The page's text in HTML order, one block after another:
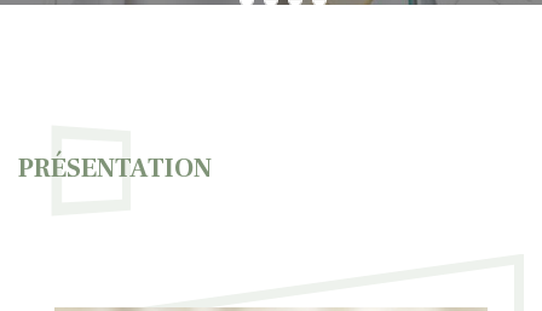
PRÉSENTATION